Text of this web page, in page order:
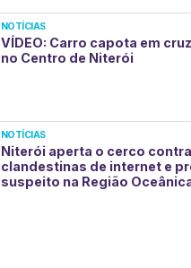
NOTÍCIAS
VÍDEO: Carro capota em
no Centro de Niterói
NOTÍCIAS
Niterói aperta o cerco
clandestinas de internet e
suspeito na Região